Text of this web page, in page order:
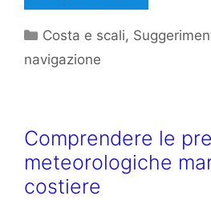
Categorie
Costa e scali,
navigazione
Comprendere le
meteorologiche
costiere